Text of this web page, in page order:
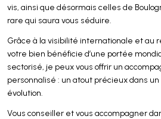
vis, ainsi que désormais celles de
rare qui saura vous séduire.
Grâce à la visibilité internationale et au
votre bien bénéficie d’une portée
sectorisé, je peux vous offrir un
personnalisé : un atout précieux dans
évolution.
Vous conseiller et vous accompagner